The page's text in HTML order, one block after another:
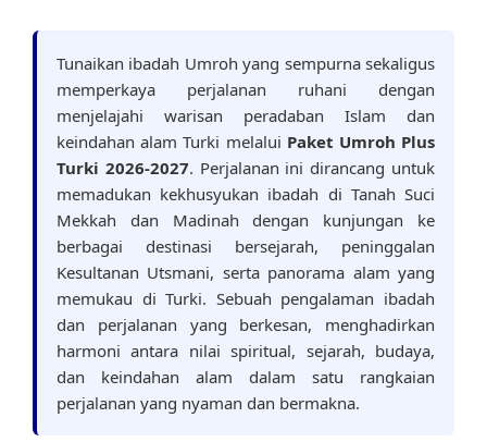
Tunaikan ibadah Umroh yang sempurna sekaligus
memperkaya perjalanan ruhani dengan
menjelajahi warisan peradaban Islam dan
keindahan alam Turki melalui Paket Umroh Plus
Turki 2026-2027. Perjalanan ini dirancang untuk
memadukan kekhusyukan ibadah di Tanah Suci
Mekkah dan Madinah dengan kunjungan ke
berbagai destinasi bersejarah, peninggalan
Kesultanan Utsmani, serta panorama alam yang
memukau di Turki. Sebuah pengalaman ibadah
dan perjalanan yang berkesan, menghadirkan
harmoni antara nilai spiritual, sejarah, budaya,
dan keindahan alam dalam satu rangkaian
perjalanan yang nyaman dan bermakna.